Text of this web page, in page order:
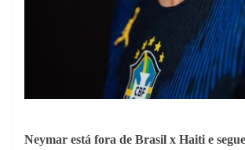
Neymar está fora de Brasil x Haiti e